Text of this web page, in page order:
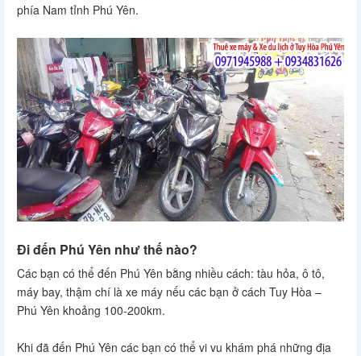
phía Nam tỉnh Phú Yên.
Đi đến Phú Yên như thế nào?
Các bạn có thể đến Phú Yên bằng nhiều cách: tàu hỏa, ô tô,
máy bay, thậm chí là xe máy nếu các bạn ở cách Tuy Hòa –
Phú Yên khoảng 100-200km.
Khi đã đến Phú Yên các bạn có thể vi vu khám phá những địa